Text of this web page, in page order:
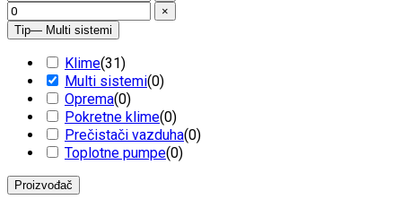
×
Tip— Multi sistemi
Klime(31)
Multi sistemi(0)
Oprema(0)
Pokretne klime(0)
Prečistači vazduha(0)
Toplotne pumpe(0)
Proizvođač